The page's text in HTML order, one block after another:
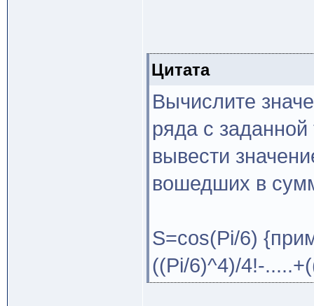
Цитата
Вычислите
ряда с
вывести
вошедших в
S=cos(Pi/6)
((Pi/6)^4)/4!-